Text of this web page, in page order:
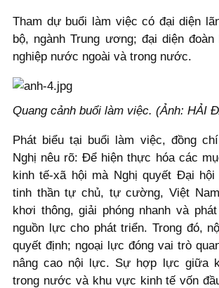
Tham dự buổi làm việc có đại diện
bộ, ngành Trung ương; đại diện đoàn
nghiệp nước ngoài và trong nước.
Quang cảnh buổi làm việc. (Ảnh: HẢI
Phát biểu tại buổi làm việc, đồng
Nghị nêu rõ: Để hiện thực hóa các
kinh tế-xã hội mà Nghị quyết Đại
tinh thần tự chủ, tự cường, Việt
khơi thông, giải phóng nhanh và
nguồn lực cho phát triển. Trong đó,
quyết định; ngoại lực đóng vai trò
nâng cao nội lực. Sự hợp lực giữa
trong nước và khu vực kinh tế vốn